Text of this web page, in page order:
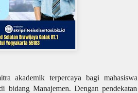
akademik terpercaya bagi mahasiswa
bidang Manajemen. Dengan pendekatan